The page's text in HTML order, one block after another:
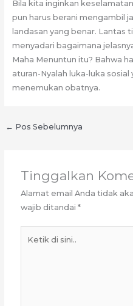
Bila kita inginkan
pun harus berani mengambil
landasan yang benar. Lantas
menyadari bagaimana
Maha Menuntun itu? Bahwa
aturan-Nyalah luka-luka
menemukan obatnya.
← Pos Sebelumnya
Tinggalkan
Alamat email Anda tidak
wajib ditandai*